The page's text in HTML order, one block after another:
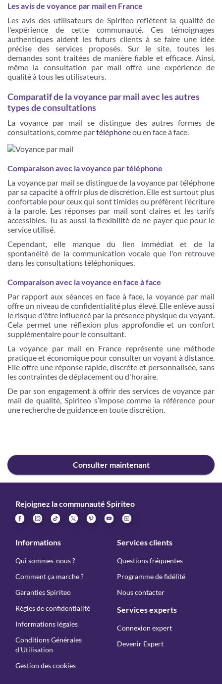
Les avis de voyance par mail en France
Les avis des utilisateurs de Spiriteo reflètent la qualité de
l'expérience de cette communauté. Ces témoignages
authentiques aident les futurs clients à se faire une idée
précise des services proposés. Sur le site, toutes les
demandes sont traitées de manière fiable et efficace. Ainsi,
même la consultation par mail offre une expérience de
qualité à tous les utilisateurs.
Comparatif de la voyance par mail avec les autres
types de consultations
La voyance par mail se distingue des autres formes de
consultations, comme partéléphoneou en face à face.
Comparaison avec la voyance par téléphone
La voyance par mail se distingue de la voyance par téléphone
par sa capacité à offrir plus de discrétion. Elle est surtout plus
confortable pour ceux qui sont timides ou préfèrent l'écriture
à la parole. Les réponses par mail sont claires et les tarifs
accessibles. Tu as aussi la flexibilité de ne payer que pour le
service utilisé.
Cependant, elle manque du lien immédiat et de la
spontanéité de la communication vocale que l'on retrouve
dans les consultations téléphoniques.
Comparaison avec la voyance en face à face
Par rapport aux séances en face à face, la voyance par mail
offre un niveau de confidentialité plus élevé. Elle enlève aussi
le risque d'être influencé par la présence physique du voyant.
Cela permet une réflexion plus approfondie et un confort
supplémentaire pour le consultant.
La voyance par mail en France représente une méthode
pratique et économique pour consulter un voyant à distance.
Elle offre une réponse rapide, discrète et personnalisée, sans
les contraintes de déplacement ou d'horaire.
De par son engagement à offrir des services de voyance par
mail de qualité, Spiriteo s’impose comme la référence pour
une recherche de guidance en toute discrétion.
Consulter maintenant
Rejoignez la communauté Spiriteo
Informations
Qui sommes-nous ?
Comment ça marche ?
Garanties Spiriteo
Règles de confidentialité
Informations légales
Conditions Générales
d'Utilisation
Gestion des cookies
Services clients
Questions fréquentes
Programme de fidélité
Nous contacter
Services experts
Connexion expert
Devenir Expert